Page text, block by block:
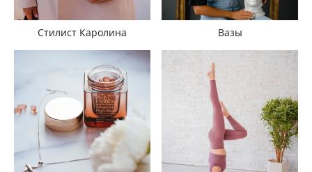
Стилист Каролина Вазы